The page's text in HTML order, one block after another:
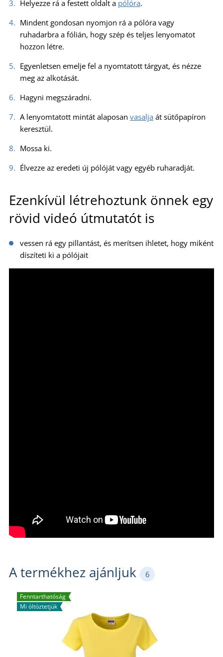
Helyezze rá a festett oldalt a pólóra.
Mindent gondosan nyomjon rá a pólóra vagy
ruhadarbra a fólián, hogy szép és teljes lenyomatot
hozzon létre.
Egyenletsen emelje fel a nyomtatott tárgyat, és nézze
meg az alkotását.
Hagyni megszáradni.
A lenyomtatott mintát alaposan vasalja át sütőpapíron
keresztül.
Mossa ki.
Élvezze az eredeti új pólóját vagy egyéb ruharadját.
Ezenkívül létrehoztunk önnek egy
rövid videó útmutatót is
vessen rá egy pillantást, és merítsen ihletet, hogy miként
díszíteti ki a pólójait
A termékhez ajánljuk 6
Fenntarthatóság
Mi öltöztetjük